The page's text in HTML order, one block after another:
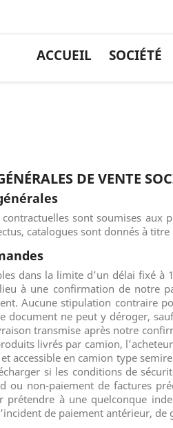
ACCUEIL SOCIÉTÉ
DE VENTE
sont soumises aux
catalogues sont donnés à
dans la limite d’un délai fixé
à une confirmation de notre
Aucune stipulation contraire
document ne peut y déroger,
transmise après notre
livrés par camion,
accessible en camion type
si les conditions de
ou non-paiement de factures
prétendre à une quelconque
de paiement antérieur,